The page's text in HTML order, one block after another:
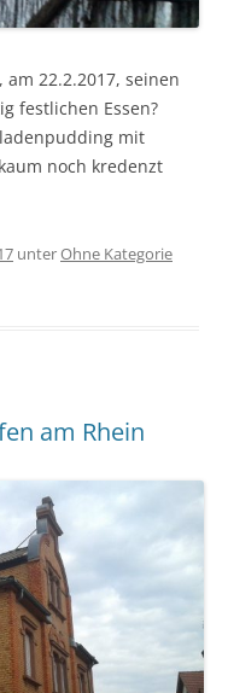
22.2.2017, seinen
festlichen Essen?
mit
noch kredenzt
unterOhne Kategorie
am Rhein